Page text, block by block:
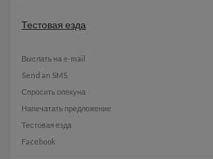
Тестовая езда
Выслать на e-mail
Send an SMS
Спросить опекуна
Напечатать предложение
Тестовая езда
Facebook